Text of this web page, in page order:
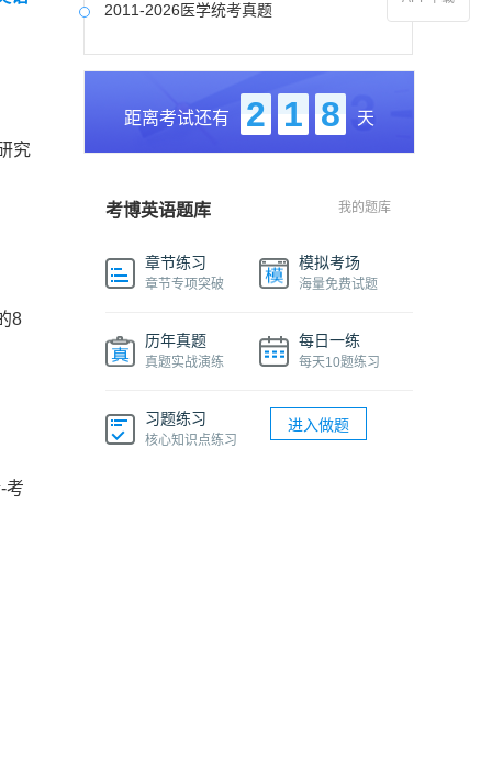
究
8
考
2011-2026医学统考真题
中国社会科学院大学真题合集
国防科技大学历年真题
中央美术学院历年真题
距离考试还有 2 1 8 天
考博英语题库 我的题库
章节练习
章节专项突破
模拟考场
海量免费试题
历年真题
真题实战演练
每日一练
每天10题练习
习题练习
核心知识点练习
进入做题